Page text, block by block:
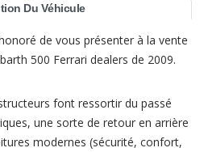
Du Véhicule
de vous présenter à la vente
500 Ferrari dealers de 2009.
font ressortir du passé
une sorte de retour en arrière
modernes (sécurité, confort,